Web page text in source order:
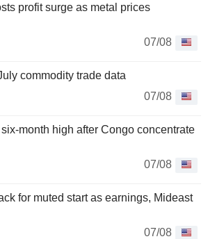
profit surge as metal prices
07/08
commodity trade data
07/08
month high after Congo concentrate
07/08
for muted start as earnings, Mideast
07/08